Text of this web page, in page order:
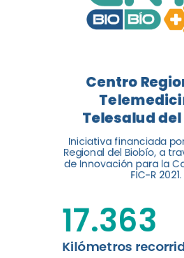
DE
El Centro
Telemedicina y
Biobío presenta el
tres años
digital a los
Leer más
Centro
Telesalud
Iniciativa financiada
Regional del Biobío, a
de Innovación para la
FIC-R 2021.
Kilómetros
17.363